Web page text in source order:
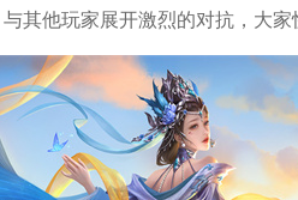
其他玩家展开激烈的对抗，大家